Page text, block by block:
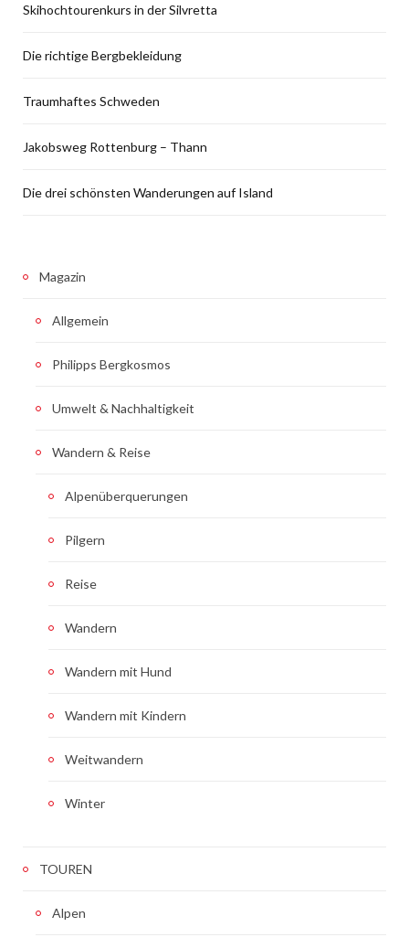
Skihochtourenkurs in der Silvretta
Die richtige Bergbekleidung
Traumhaftes Schweden
Jakobsweg Rottenburg – Thann
Die drei schönsten Wanderungen auf Island
Magazin
Allgemein
Philipps Bergkosmos
Umwelt & Nachhaltigkeit
Wandern & Reise
Alpenüberquerungen
Pilgern
Reise
Wandern
Wandern mit Hund
Wandern mit Kindern
Weitwandern
Winter
TOUREN
Alpen